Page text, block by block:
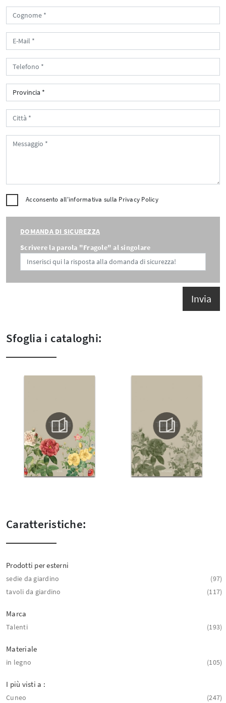
Acconsento all'informativa sulla Privacy Policy
DOMANDA DI SICUREZZA
Scrivere la parola "Fragole" al singolare
Invia
Sfoglia i cataloghi:
Caratteristiche:
Prodotti per esterni
sedie da giardino
97
tavoli da giardino
117
Marca
Talenti 193
Materiale
in legno 105
I più visti a :
Cuneo 247